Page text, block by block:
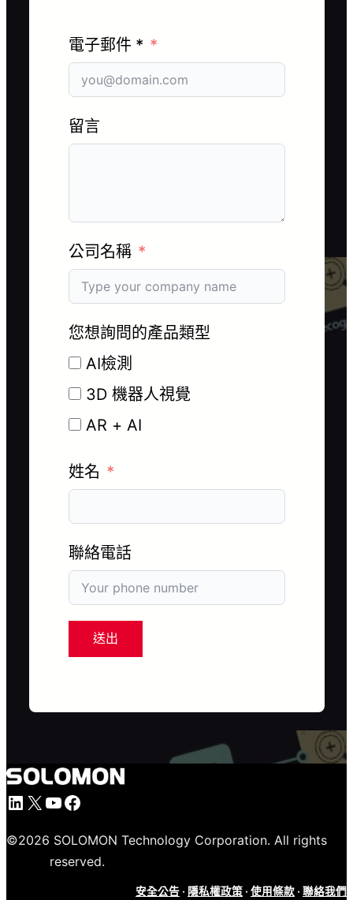
電子郵件 *
留言
公司名稱
您想詢問的產品類型
AI檢測
3D 機器人視覺
AR + AI
姓名
聯絡電話
送出
LinkedIn
X YouTube
Facebook
©2026 SOLOMON Technology Corporation. All rights
reserved.
安全公告 · 隱私權政策 · 使用條款 · 聯絡我們